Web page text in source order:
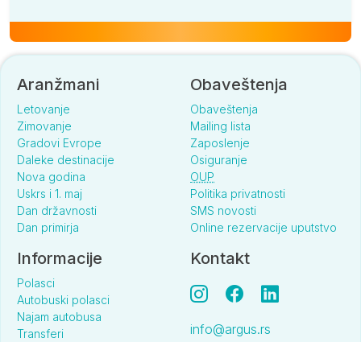
Aranžmani
Letovanje
Zimovanje
Gradovi Evrope
Daleke destinacije
Nova godina
Uskrs i 1. maj
Dan državnosti
Dan primirja
Obaveštenja
Obaveštenja
Mailing lista
Zaposlenje
Osiguranje
OUP
Politika privatnosti
SMS novosti
Online rezervacije uputstvo
Informacije
Polasci
Autobuski polasci
Najam autobusa
Transferi
Kontakt
info@argus.rs